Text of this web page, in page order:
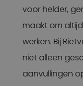
voor helder,
maakt om
werken. Bij
niet alleen
aanvullingen